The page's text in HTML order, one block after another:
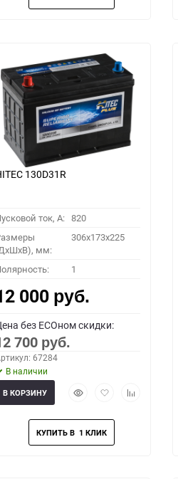
130D31R
ток, A: 820
мм:
306x173x225
1
000 руб.
без ECOном скидки:
700 руб.
67284
В наличии
БыстрыйДобавить
избранное
Добавить
В КОРЗИНУ